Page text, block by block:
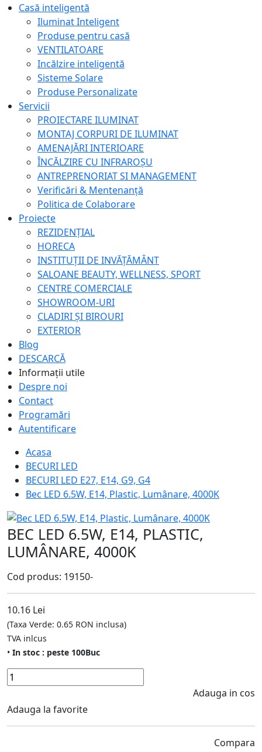
Casă inteligentă
Iluminat Inteligent
Produse pentru casă
VENTILATOARE
Incălzire inteligentă
Sisteme Solare
Produse Personalizate
Servicii
PROIECTARE ILUMINAT
MONTAJ CORPURI DE ILUMINAT
AMENAJĂRI INTERIOARE
ÎNCĂLZIRE CU INFRAROȘU
ANTREPRENORIAT SI MANAGEMENT
Verificări & Mentenanță
Politica de Colaborare
Proiecte
REZIDENȚIAL
HORECA
INSTITUȚII DE INVĂȚĂMÂNT
SALOANE BEAUTY, WELLNESS, SPORT
CENTRE COMERCIALE
SHOWROOM-URI
CLADIRI ȘI BIROURI
EXTERIOR
Blog
DESCARCĂ
Informații utile
Despre noi
Contact
Programări
Autentificare
Acasa
BECURI LED
BECURI LED E27, E14, G9, G4
Bec LED 6.5W, E14, Plastic, Lumânare, 4000K
BEC LED 6.5W, E14, PLASTIC,
LUMÂNARE, 4000K
Cod produs: 19150-
10.16 Lei
(Taxa Verde: 0.65 RON inclusa)
TVA inlcus
• In stoc : peste 100Buc
Adauga in cos
Adauga la favorite
Compara